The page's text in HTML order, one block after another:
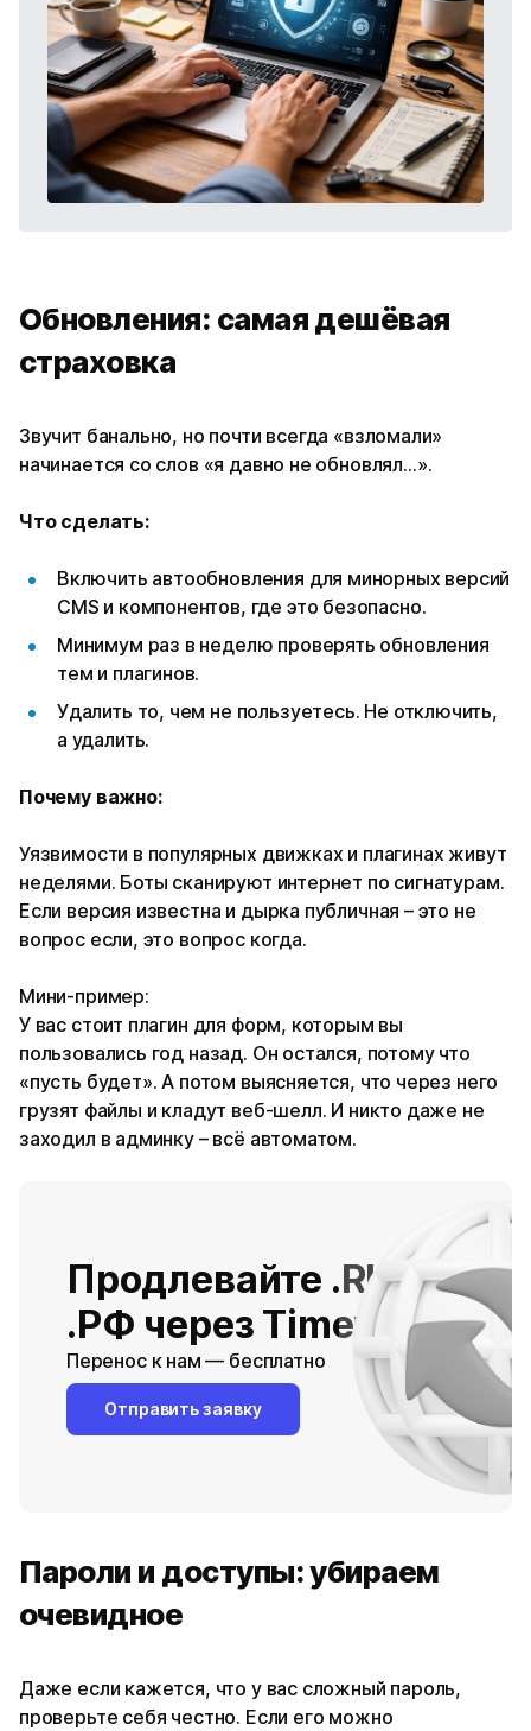
Обновления: самая дешёвая
страховка
Звучит банально, но почти всегда «взломали»
начинается со слов «я давно не обновлял…».
Что сделать:
Включить автообновления для минорных версий
CMS и компонентов, где это безопасно.
Минимум раз в неделю проверять обновления
тем и плагинов.
Удалить то, чем не пользуетесь. Не отключить,
а удалить.
Почему важно:
Уязвимости в популярных движках и плагинах живут
неделями. Боты сканируют интернет по сигнатурам.
Если версия известна и дырка публичная – это не
вопрос если, это вопрос когда.
Мини-пример:
У вас стоит плагин для форм, которым вы
пользовались год назад. Он остался, потому что
«пусть будет». А потом выясняется, что через него
грузят файлы и кладут веб-шелл. И никто даже не
заходил в админку – всё автоматом.
Продлевайте .RU /
.РФ через Timeweb
Перенос к нам — бесплатно
Отправить заявку
Пароли и доступы: убираем
очевидное
Даже если кажется, что у вас сложный пароль,
проверьте себя честно. Если его можно